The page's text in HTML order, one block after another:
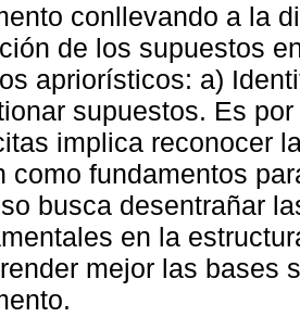
conllevando a la
de los supuestos
apriorísticos: a)
supuestos. Es
implica reconocer
como fundamentos
busca desentrañar
en la
mejor las bases